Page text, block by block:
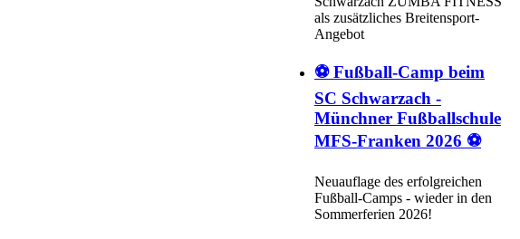
als zusätzliches Breitensport-
Angebot
⚽ Fußball-Camp beim
SC Schwarzach -
Münchner Fußballschule
MFS-Franken 2026 ⚽
Neuauflage des erfolgreichen
Fußball-Camps - wieder in den
Sommerferien 2026!